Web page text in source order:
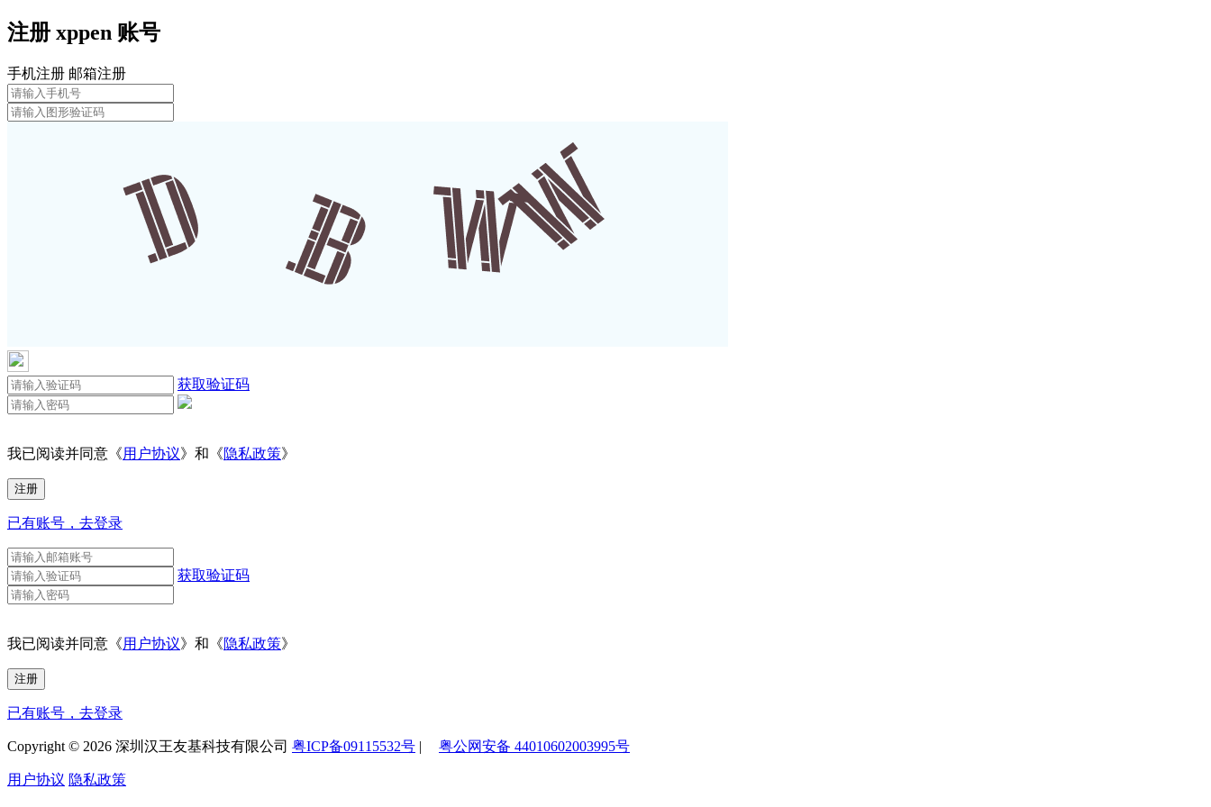
注册 xppen 账号
手机注册 邮箱注册
获取验证码
我已阅读并同意《用户协议》和《隐私政策》
已有账号，去登录
获取验证码
我已阅读并同意《用户协议》和《隐私政策》
已有账号，去登录
Copyright © 2026 深圳汉王友基科技有限公司 粤ICP备09115532号 | 粤公网安备 44010602003995号
用户协议 隐私政策